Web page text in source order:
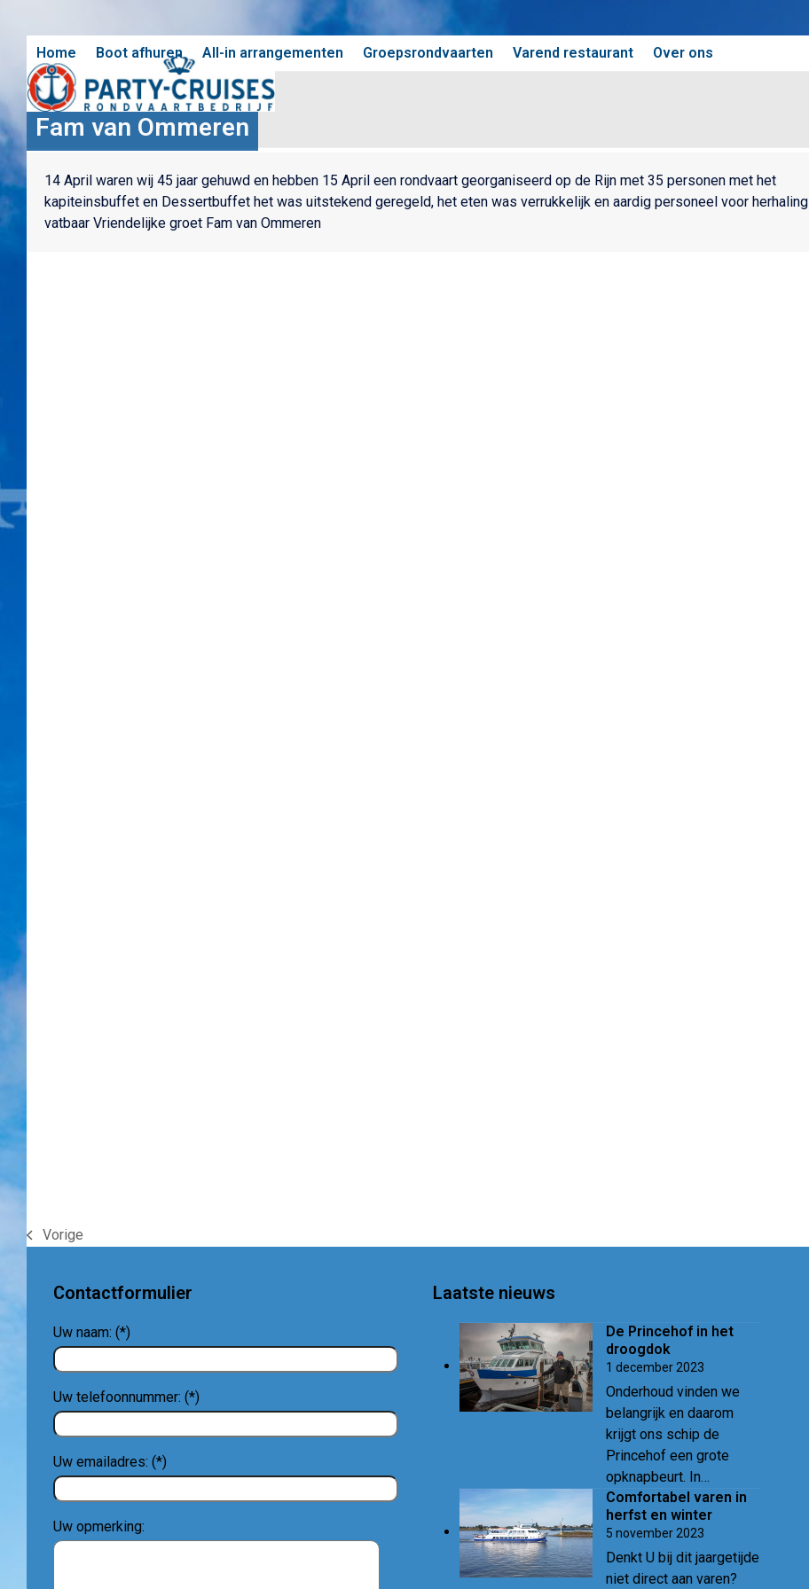
contentHome Boot afhuren All-in arrangementen Groepsrondvaarten Varend restaurant Over ons
Fam van Ommeren
14 April waren wij 45 jaar gehuwd en hebben 15 April een rondvaart georganiseerd op de Rijn met 35 personen met het
kapiteinsbuffet en Dessertbuffet het was uitstekend geregeld, het eten was verrukkelijk en aardig personeel voor herhaling
vatbaar Vriendelijke groet Fam van Ommeren
previous
Vorige
Contactformulier
Uw naam: (*)
Uw telefoonnummer: (*)
Uw emailadres: (*)
Uw opmerking:
Laatste nieuws
De Princehof in het
droogdok
1 december 2023
Onderhoud vinden we
belangrijk en daarom
krijgt ons schip de
Princehof een grote
opknapbeurt. In…
Comfortabel varen in
herfst en winter
5 november 2023
Denkt U bij dit jaargetijde
niet direct aan varen?